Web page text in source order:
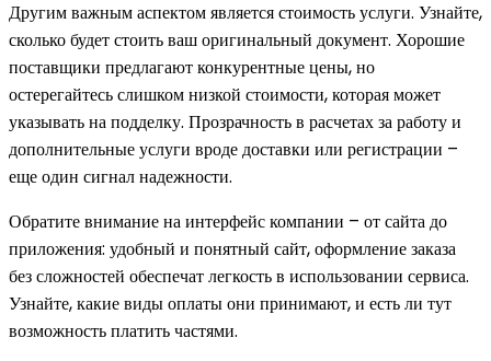
Другим важным аспектом является стоимость услуги. Узнайте,
сколько будет стоить ваш оригинальный документ. Хорошие
поставщики предлагают конкурентные цены, но
остерегайтесь слишком низкой стоимости, которая может
указывать на подделку. Прозрачность в расчетах за работу и
дополнительные услуги вроде доставки или регистрации –
еще один сигнал надежности.
Обратите внимание на интерфейс компании – от сайта до
приложения: удобный и понятный сайт, оформление заказа
без сложностей обеспечат легкость в использовании сервиса.
Узнайте, какие виды оплаты они принимают, и есть ли тут
возможность платить частями.